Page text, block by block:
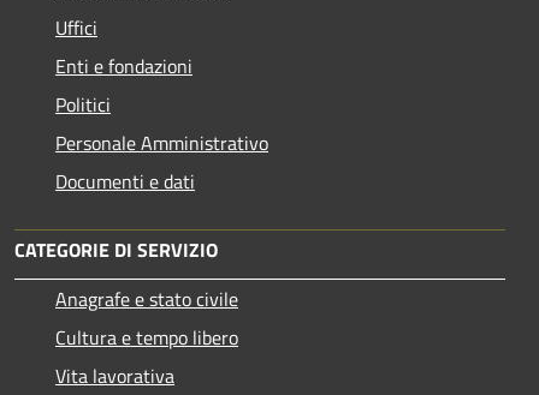
Uffici
Enti e fondazioni
Politici
Personale Amministrativo
Documenti e dati
CATEGORIE DI SERVIZIO
Anagrafe e stato civile
Cultura e tempo libero
Vita lavorativa